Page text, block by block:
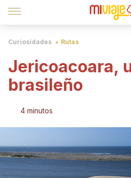
Curiosidades Rutas
Jericoacoara,
brasileño
4 minutos